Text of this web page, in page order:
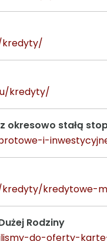
kredyty/
kredyty/
okresowo stałą
i-
kredytowe-
Rodziny
do-oferty-